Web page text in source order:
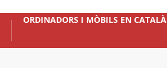
ORDINADORS I MÒBILS EN CATALÀ